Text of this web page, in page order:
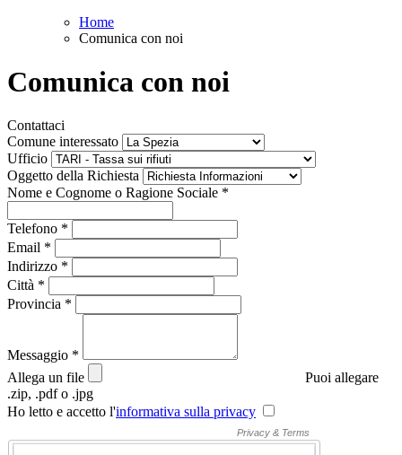
Home
Comunica con noi
Comunica con noi
Contattaci
Comune interessato
Ufficio
Oggetto della Richiesta
Nome e Cognome o Ragione Sociale *
Telefono *
Email *
Indirizzo *
Città *
Provincia *
Messaggio *
Allega un file
Puoi allegare
.zip, .pdf o .jpg
Ho letto e accetto l'informativa sulla privacy